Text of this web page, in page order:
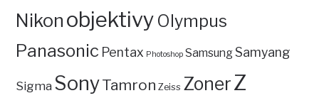
Nikon objektivy Olympus
Panasonic Pentax Photoshop SamsungSamyang
Sigma SonyTamron Zeiss ZonerZ